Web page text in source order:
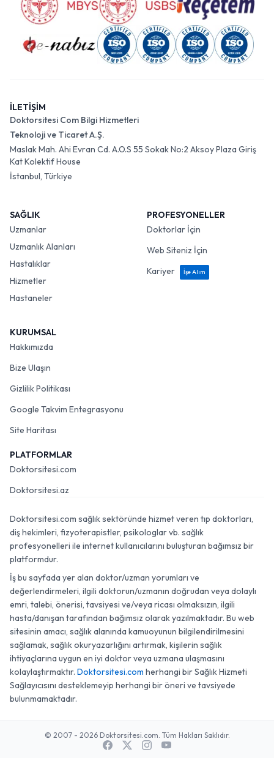
İLETİŞİM
Doktorsitesi Com Bilgi Hizmetleri
Teknoloji ve Ticaret A.Ş.
Maslak Mah. Ahi Evran Cd. A.O.S 55 Sokak No:2 Aksoy Plaza Giriş
Kat Kolektif House
İstanbul, Türkiye
SAĞLIK
Uzmanlar
Uzmanlık Alanları
Hastalıklar
Hizmetler
Hastaneler
PROFESYONELLER
Doktorlar İçin
Web Siteniz İçin
Kariyer
İşe Alım
KURUMSAL
Hakkımızda
Bize Ulaşın
Gizlilik Politikası
Google Takvim Entegrasyonu
Site Haritası
PLATFORMLAR
Doktorsitesi.com
Doktorsitesi.az
Doktorsitesi.com sağlık sektöründe hizmet veren tıp doktorları,
diş hekimleri, fizyoterapistler, psikologlar vb. sağlık
profesyonelleri ile internet kullanıcılarını buluşturan bağımsız bir
platformdur.
İş bu sayfada yer alan doktor/uzman yorumları ve
değerlendirmeleri, ilgili doktorun/uzmanın doğrudan veya dolaylı
emri, talebi, önerisi, tavsiyesi ve/veya ricası olmaksızın, ilgili
hasta/danışan tarafından bağımsız olarak yazılmaktadır. Bu web
sitesinin amacı, sağlık alanında kamuoyunun bilgilendirilmesini
sağlamak, sağlık okuryazarlığını artırmak, kişilerin sağlık
ihtiyaçlarına uygun en iyi doktor veya uzmana ulaşmasını
kolaylaştırmaktır. Doktorsitesi.com herhangi bir Sağlık Hizmeti
Sağlayıcısını desteklemeyip herhangi bir öneri ve tavsiyede
bulunmamaktadır.
© 2007 - 2026 Doktorsitesi.com. Tüm Hakları Saklıdır.